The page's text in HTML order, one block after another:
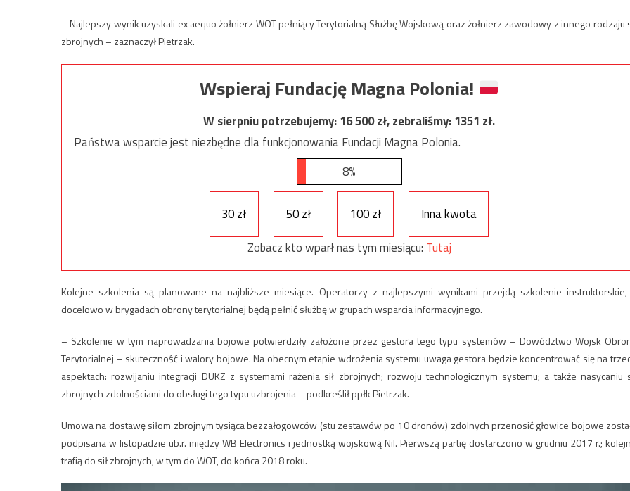
– Najlepszy wynik uzyskali ex aequo żołnierz WOT pełniący Terytorialną Służbę Wojskową oraz żołnierz zawodowy z innego rodzaju
zbrojnych – zaznaczył Pietrzak.
Wspieraj Fundację Magna Polonia!
W sierpniu potrzebujemy:16 500zł, zebraliśmy:1351 zł.
Państwa wsparcie jest niezbędne dla funkcjonowania Fundacji Magna Polonia.
8%
30 zł 50 zł 100 zł
Inna kwota
Zobacz kto wparł nas tym miesiącu: Tutaj
Kolejne szkolenia są planowane na najbliższe miesiące. Operatorzy z najlepszymi wynikami przejdą szkolenie
docelowo w brygadach obrony terytorialnej będą pełnić służbę w grupach wsparcia informacyjnego.
– Szkolenie w tym naprowadzania bojowe potwierdziły założone przez gestora tego typu systemów – Dowództwo Wojsk
Terytorialnej – skuteczność i walory bojowe. Na obecnym etapie wdrożenia systemu uwaga gestora będzie koncentrować się na
aspektach: rozwijaniu integracji DUKZ z systemami rażenia sił zbrojnych; rozwoju technologicznym systemu; a także nasycaniu
zbrojnych zdolnościami do obsługi tego typu uzbrojenia – podkreślił ppłk Pietrzak.
Umowa na dostawę siłom zbrojnym tysiąca bezzałogowców (stu zestawów po 10 dronów) zdolnych przenosić głowice bojowe
podpisana w listopadzie ub.r. między WB Electronics i jednostką wojskową Nil. Pierwszą partię dostarczono w grudniu 2017 r.;
trafią do sił zbrojnych, w tym do WOT, do końca 2018 roku.